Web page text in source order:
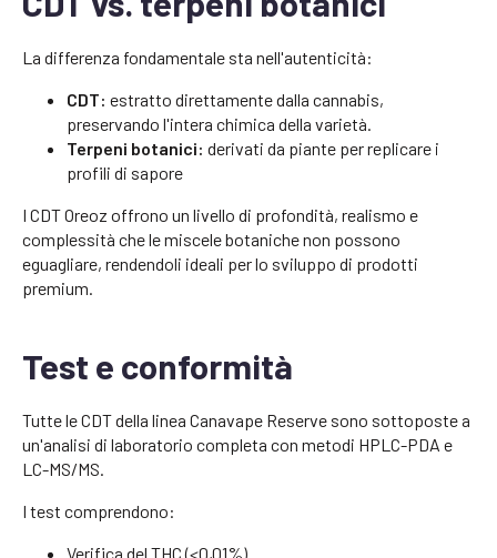
La differenza fondamentale sta nell'autenticità:
CDT: estratto direttamente dalla cannabis,
preservando l'intera chimica della varietà.
Terpeni botanici: derivati da piante per replicare i
profili di sapore
I CDT Oreoz offrono un livello di profondità, realismo e
complessità che le miscele botaniche non possono
eguagliare, rendendoli ideali per lo sviluppo di prodotti
premium.
Test e conformità
Tutte le CDT della linea Canavape Reserve sono sottoposte a
un'analisi di laboratorio completa con metodi HPLC-PDA e
LC-MS/MS.
I test comprendono:
Verifica del THC (<0,01%)